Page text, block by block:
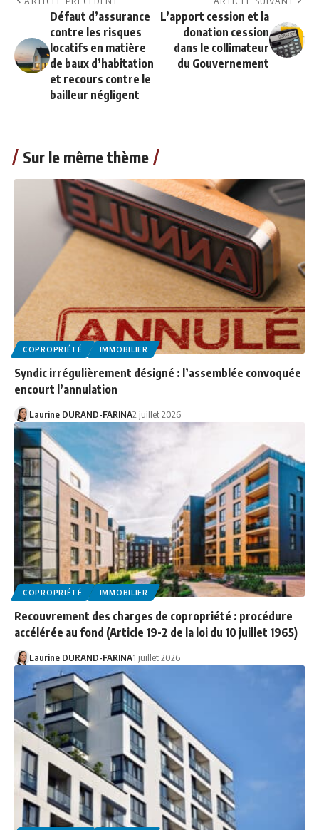
Défaut d’assurance
contre les risques
locatifs en matière
de baux d’habitation
et recours contre le
bailleur négligent
L’apport cession et la
donation cession
dans le collimateur
du Gouvernement
Sur le même thème
COPROPRIÉTÉ IMMOBILIER
Syndic irrégulièrement désigné : l’assemblée convoquée
encourt l’annulation
Laurine DURAND-FARINA2 juillet 2026
COPROPRIÉTÉ IMMOBILIER
Recouvrement des charges de copropriété : procédure
accélérée au fond (Article 19-2 de la loi du 10 juillet 1965)
Laurine DURAND-FARINA1 juillet 2026